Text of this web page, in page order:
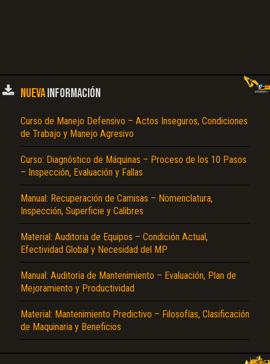
NUEVAINFORMACIÓN
Curso de Manejo Defensivo – Actos Inseguros, Condiciones
de Trabajo y Manejo Agresivo
Curso: Diagnóstico de Máquinas – Proceso de los 10 Pasos
– Inspección, Evaluación y Fallas
Manual: Recuperación de Camisas – Nomenclatura,
Inspección, Superficie y Calibres
Material: Auditoria de Equipos – Condición Actual,
Efectividad Global y Necesidad del MP
Manual: Auditoria de Mantenimiento – Evaluación, Plan de
Mejoramiento y Productividad
Material: Mantenimiento Predictivo – Filosofías, Clasificación
de Maquinaria y Beneficios